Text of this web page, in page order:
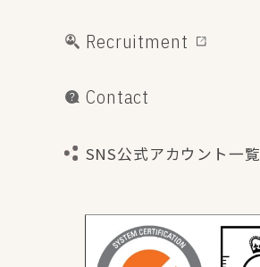
Recruitment
Contact
SNS公式アカウント一覧